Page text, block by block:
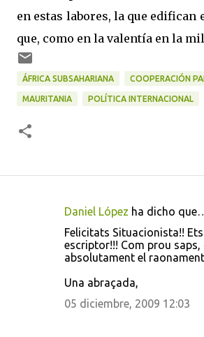
en estas labores, la que edifican
que, como en la valentía en la
ÁFRICA SUBSAHARIANA COOPERACIÓN
MAURITANIA POLÍTICA INTERNACIONAL
Daniel López ha dicho
Felicitats Situacionista!! Ets
escriptor!!! Com prou
absolutament el
Una abraçada,
05 diciembre, 2009 12:03